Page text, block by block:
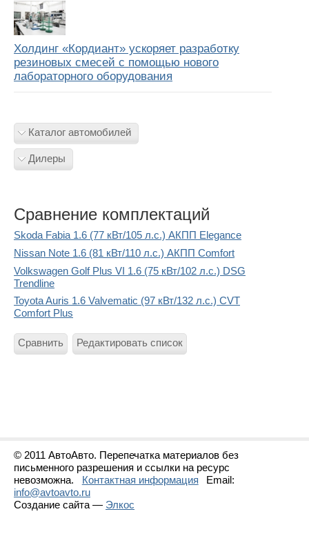
Холдинг «Кордиант» ускоряет разработку
резиновых смесей с помощью нового
лабораторного оборудования
Каталог автомобилей
Дилеры
Сравнение комплектаций
Skoda Fabia 1.6 (77 кВт/105 л.с.) АКПП Elegance
Nissan Note 1.6 (81 кВт/110 л.с.) АКПП Comfort
Volkswagen Golf Plus VI 1.6 (75 кВт/102 л.с.) DSG
Trendline
Toyota Auris 1.6 Valvematic (97 кВт/132 л.с.) CVT
Comfort Plus
Сравнить Редактировать список
© 2011 АвтоАвто. Перепечатка материалов без
письменного разрешения и ссылки на ресурс
невозможна.
Контактная информация
Email:
info@avtoavto.ru
Создание сайта — Элкос